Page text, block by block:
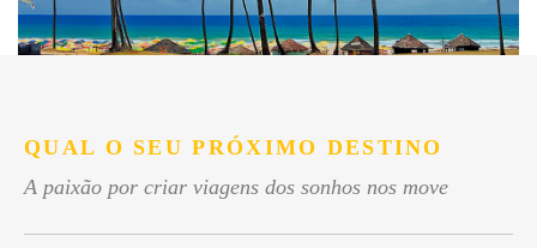
QUAL O SEU PRÓXIMO DESTINO
A paixão por criar viagens dos sonhos nos move